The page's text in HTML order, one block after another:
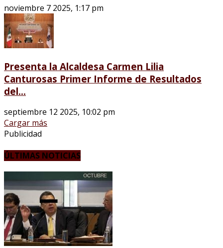
noviembre 7 2025, 1:17 pm
Presenta la Alcaldesa Carmen Lilia
Canturosas Primer Informe de Resultados
del...
septiembre 12 2025, 10:02 pm
Cargar más
Publicidad
ÚLTIMAS NOTICIAS